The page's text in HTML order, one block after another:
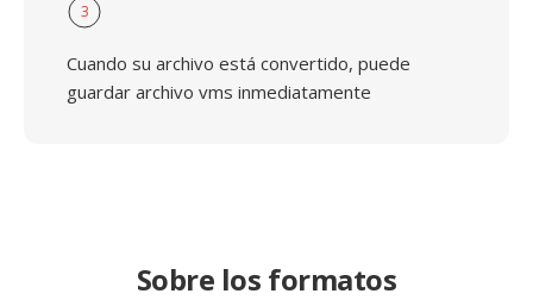
3
Cuando su archivo está convertido, puede
guardar archivo vms inmediatamente
Sobre los formatos